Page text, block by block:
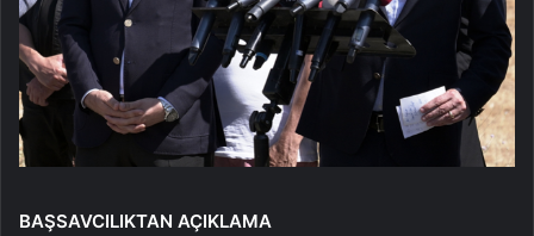
BAŞSAVCILIKTAN AÇIKLAMA